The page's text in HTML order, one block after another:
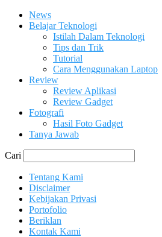
News
Belajar Teknologi
Istilah Dalam Teknologi
Tips dan Trik
Tutorial
Cara Menggunakan Laptop
Review
Review Aplikasi
Review Gadget
Fotografi
Hasil Foto Gadget
Tanya Jawab
Cari
Tentang Kami
Disclaimer
Kebijakan Privasi
Portofolio
Beriklan
Kontak Kami